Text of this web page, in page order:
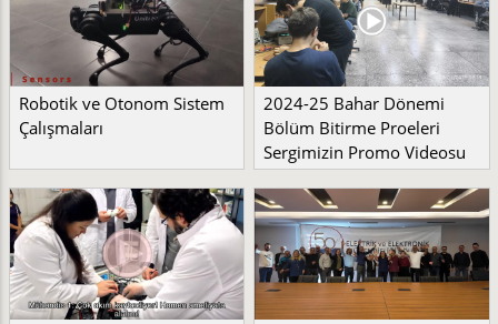
Robotik ve Otonom Sistem
Çalışmaları
2024-25 Bahar Dönemi
Bölüm Bitirme Proeleri
Sergimizin Promo Videosu